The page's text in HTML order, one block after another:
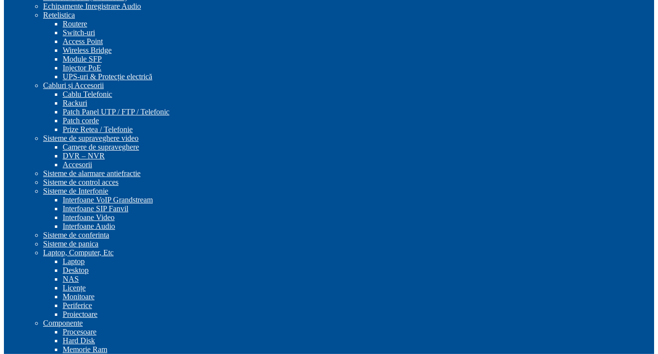
Echipamente Inregistrare Audio
Retelistica
Routere
Switch-uri
Access Point
Wireless Bridge
Module SFP
Injector PoE
UPS-uri & Protecție electrică
Cabluri și Accesorii
Cablu Telefonic
Rackuri
Patch Panel UTP / FTP / Telefonic
Patch corde
Prize Retea / Telefonie
Sisteme de supraveghere video
Camere de supraveghere
DVR – NVR
Accesorii
Sisteme de alarmare antiefractie
Sisteme de control acces
Sisteme de Interfonie
Interfoane VoIP Grandstream
Interfoane SIP Fanvil
Interfoane Video
Interfoane Audio
Sisteme de conferinta
Sisteme de panica
Laptop, Computer, Etc
Laptop
Desktop
NAS
Licențe
Monitoare
Periferice
Proiectoare
Componente
Procesoare
Hard Disk
Memorie Ram